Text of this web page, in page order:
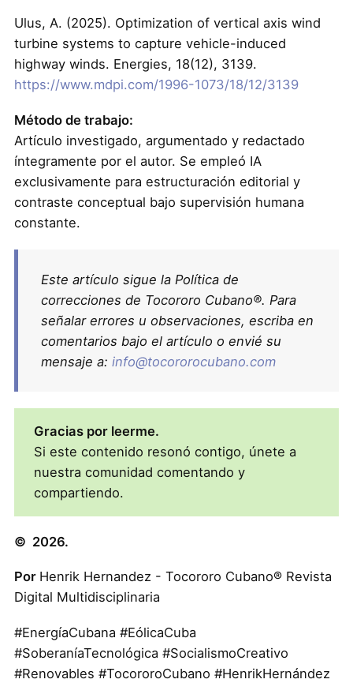
Ulus, A. (2025). Optimization of vertical axis wind
turbine systems to capture vehicle-induced
highway winds. Energies, 18(12), 3139.
https://www.mdpi.com/1996-1073/18/12/3139
Método de trabajo:
Artículo investigado, argumentado y redactado
íntegramente por el autor. Se empleó IA
exclusivamente para estructuración editorial y
contraste conceptual bajo supervisión humana
constante.
Este artículo sigue la Política de
correcciones de Tocororo Cubano®. Para
señalar errores u observaciones, escriba en
comentarios bajo el artículo o envié su
mensaje a: info@tocororocubano.com
Gracias por leerme.
Si este contenido resonó contigo, únete a
nuestra comunidad comentando y
compartiendo.
© 2026.
Por Henrik Hernandez - Tocororo Cubano® Revista
Digital Multidisciplinaria
#EnergíaCubana #EólicaCuba
#SoberaníaTecnológica #SocialismoCreativo
#Renovables #TocororoCubano #HenrikHernández